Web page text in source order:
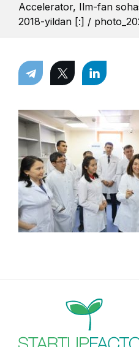
Accelerator, Ilm-fan
2018-yildan [:] /